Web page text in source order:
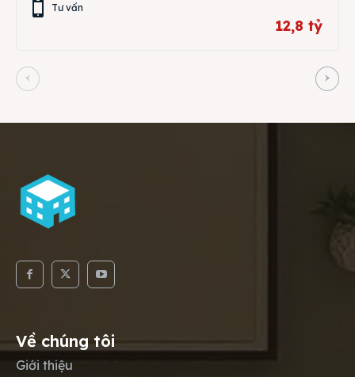
Tư vấn
12,8 tỷ
Về chúng tôi
Giới thiệu